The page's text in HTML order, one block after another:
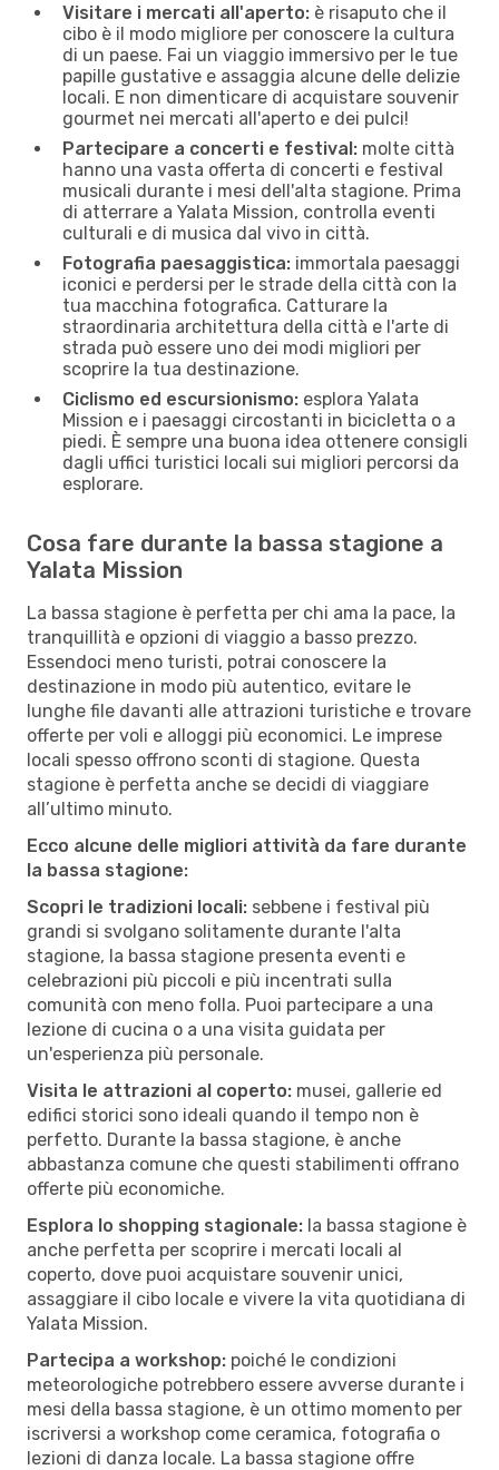
Visitare i mercati all'aperto: è risaputo che il
cibo è il modo migliore per conoscere la cultura
di un paese. Fai un viaggio immersivo per le tue
papille gustative e assaggia alcune delle delizie
locali. E non dimenticare di acquistare souvenir
gourmet nei mercati all'aperto e dei pulci!
Partecipare a concerti e festival: molte città
hanno una vasta offerta di concerti e festival
musicali durante i mesi dell'alta stagione. Prima
di atterrare a Yalata Mission, controlla eventi
culturali e di musica dal vivo in città.
Fotografia paesaggistica: immortala paesaggi
iconici e perdersi per le strade della città con la
tua macchina fotografica. Catturare la
straordinaria architettura della città e l'arte di
strada può essere uno dei modi migliori per
scoprire la tua destinazione.
Ciclismo ed escursionismo: esplora Yalata
Mission e i paesaggi circostanti in bicicletta o a
piedi. È sempre una buona idea ottenere consigli
dagli uffici turistici locali sui migliori percorsi da
esplorare.
Cosa fare durante la bassa stagione a
Yalata Mission
La bassa stagione è perfetta per chi ama la pace, la
tranquillità e opzioni di viaggio a basso prezzo.
Essendoci meno turisti, potrai conoscere la
destinazione in modo più autentico, evitare le
lunghe file davanti alle attrazioni turistiche e trovare
offerte per voli e alloggi più economici. Le imprese
locali spesso offrono sconti di stagione. Questa
stagione è perfetta anche se decidi di viaggiare
all’ultimo minuto.
Ecco alcune delle migliori attività da fare durante
la bassa stagione:
Scopri le tradizioni locali: sebbene i festival più
grandi si svolgano solitamente durante l'alta
stagione, la bassa stagione presenta eventi e
celebrazioni più piccoli e più incentrati sulla
comunità con meno folla. Puoi partecipare a una
lezione di cucina o a una visita guidata per
un'esperienza più personale.
Visita le attrazioni al coperto: musei, gallerie ed
edifici storici sono ideali quando il tempo non è
perfetto. Durante la bassa stagione, è anche
abbastanza comune che questi stabilimenti offrano
offerte più economiche.
Esplora lo shopping stagionale: la bassa stagione è
anche perfetta per scoprire i mercati locali al
coperto, dove puoi acquistare souvenir unici,
assaggiare il cibo locale e vivere la vita quotidiana di
Yalata Mission.
Partecipa a workshop: poiché le condizioni
meteorologiche potrebbero essere avverse durante i
mesi della bassa stagione, è un ottimo momento per
iscriversi a workshop come ceramica, fotografia o
lezioni di danza locale. La bassa stagione offre